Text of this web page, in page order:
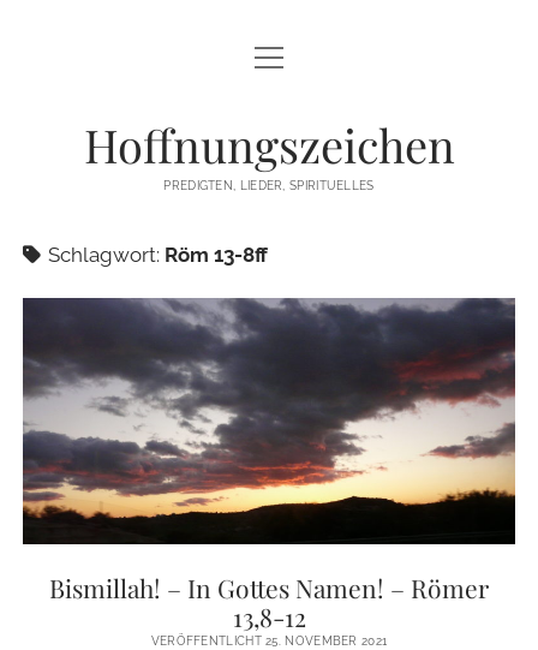
STARTSEITE
PREDIGTEN
TEXTE/PPP
PSALM
LIEDER
LITURGIEN
MEDITATIONEN
SONSTIGES
IMPRESSUM
Menü
öffnen
Hoffnungszeichen
PREDIGTEN, LIEDER, SPIRITUELLES
Schlagwort: Röm 13-8ff
Bismillah! – In Gottes Namen! – Römer
13,8-12
VERÖFFENTLICHT 25. NOVEMBER 2021